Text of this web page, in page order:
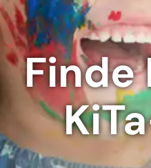
Finde